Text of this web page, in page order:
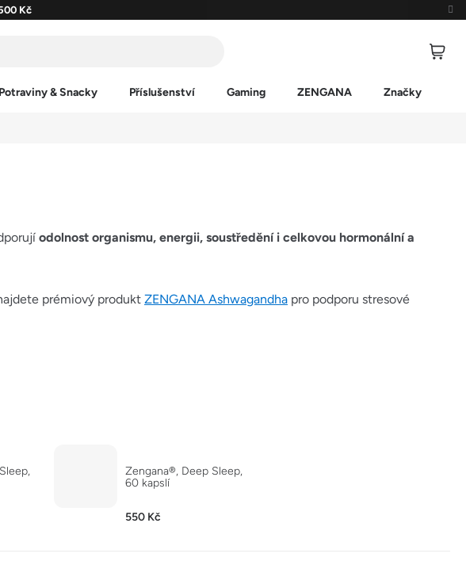
Kč
Potraviny & Snacky Příslušenství Gaming ZENGANA Značky
odolnost organismu, energii, soustředění i celkovou hormonální a
prémiový produkt ZENGANA Ashwagandha pro podporu stresové
Zengana®, Deep Sleep,
60 kapslí
550 Kč